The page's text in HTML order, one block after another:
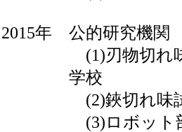
2015年 公的研究機関
(1)刃物切れ味
学校
(2)鋏切れ味試
(3)ロボット